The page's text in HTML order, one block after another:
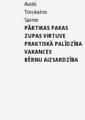
Avots
Torņkalns
Saime
PĀRTIKAS PAKAS
ZUPAS VIRTUVE
PRAKTISKĀ PALĪDZĪBA
VAKANCES
BĒRNU AIZSARDZĪBA